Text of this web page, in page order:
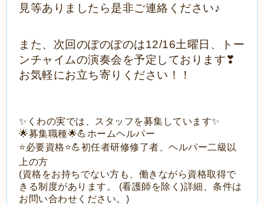
見等ありましたら是非ご連絡ください♪
また、次回のぽのぽのは12/16土曜日、トー
ンチャイムの演奏会を予定しております❣
お気軽にお立ち寄りください！！
✨くわの実では、スタッフを募集しています✨
🌟募集職種🌟💪ホームヘルパー
⭐️必要資格⭐️💪初任者研修修了者、ヘルパー二級以
上の方
(資格をお持ちでない方も、働きながら資格取得で
きる制度があります。 (看護師を除く)詳細、条件は
お問い合わせください。)